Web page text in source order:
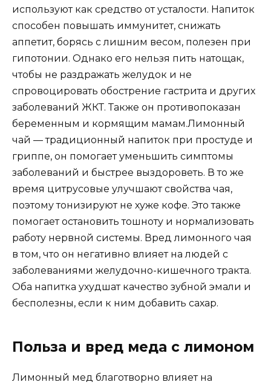
используют как средство от усталости. Напиток
способен повышать иммунитет, снижать
аппетит, борясь с лишним весом, полезен при
гипотонии. Однако его нельзя пить натощак,
чтобы не раздражать желудок и не
спровоцировать обострение гастрита и других
заболеваний ЖКТ. Также он противопоказан
беременным и кормящим мамам.Лимонный
чай — традиционный напиток при простуде и
гриппе, он помогает уменьшить симптомы
заболеваний и быстрее выздороветь. В то же
время цитрусовые улучшают свойства чая,
поэтому тонизируют не хуже кофе. Это также
помогает остановить тошноту и нормализовать
работу нервной системы. Вред лимонного чая
в том, что он негативно влияет на людей с
заболеваниями желудочно-кишечного тракта.
Оба напитка ухудшат качество зубной эмали и
бесполезны, если к ним добавить сахар.
Польза и вред меда с лимоном
Лимонный мед благотворно влияет на